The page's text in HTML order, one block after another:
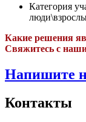
Категория
Какие решения
Свяжитесь с
Напишите
Контакты